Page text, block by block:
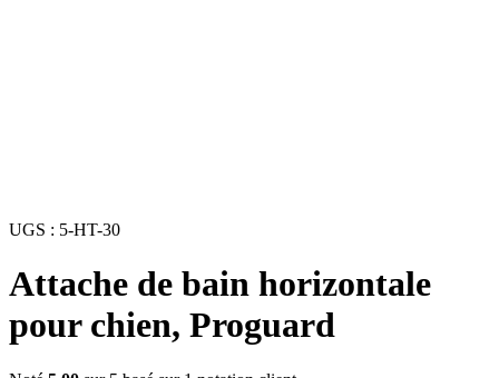
UGS : 5-HT-30
Attache de bain horizontale
pour chien, Proguard